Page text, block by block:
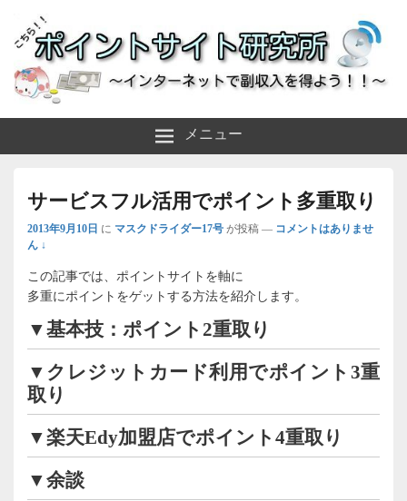
ポイントサイト研究所
メニュー
サービスフル活用でポイント多重取り
2013年9月10日 に マスクドライダー17号 が投稿 — コメントはありませ
ん ↓
この記事では、ポイントサイトを軸に
多重にポイントをゲットする方法を紹介します。
▼基本技：ポイント2重取り
▼クレジットカード利用でポイント3重
取り
▼楽天Edy加盟店でポイント4重取り
▼余談